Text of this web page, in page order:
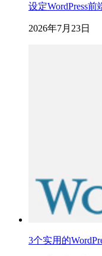
设定WordPress
2026年7月23日
3个实用的